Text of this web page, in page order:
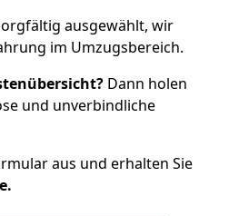
ausgewählt, wir
im Umzugsbereich.
Dann holen
und unverbindliche
aus und erhalten Sie